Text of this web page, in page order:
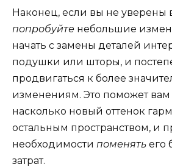
Наконец, если вы не уверены
попробуйте небольшие
начать с замены деталей
подушки или шторы, и
продвигаться к более
изменениям. Это поможет вам
насколько новый оттенок
остальным пространством, и
необходимости поменять его
затрат.